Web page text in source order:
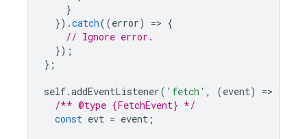
}
}).catch((error) => {
// Ignore error.
});
};
self.addEventListener( 'fetch' , (event) =>
/** @type {FetchEvent} */
const evt = event ;